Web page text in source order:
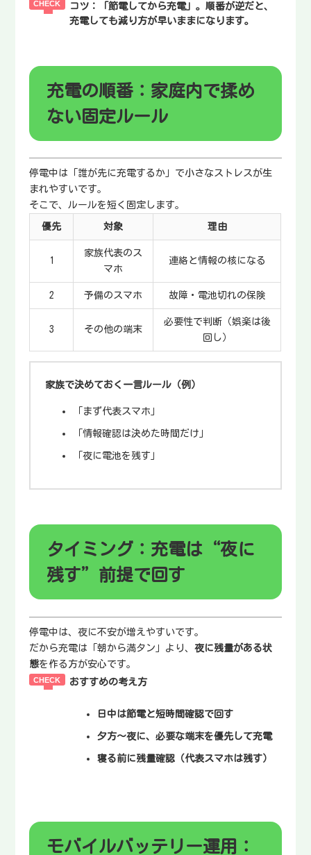
コツ：
「節電してから充電」。順番が逆だと、
充電しても減り方が早いままになります。
充電の順番：家庭内で揉め
ない固定ルール
停電中は「誰が先に充電するか」で小さなストレスが生
まれやすいです。
そこで、ルールを短く固定します。
優先 対象 理由
1
家族代表のス
マホ
連絡と情報の核になる
2 予備のスマホ 故障・電池切れの保険
3 その他の端末
必要性で判断（娯楽は後
回し）
家族で決めておく一言ルール（例）
「まず代表スマホ」
「情報確認は決めた時間だけ」
「夜に電池を残す」
タイミング：充電は“夜に
残す”前提で回す
停電中は、夜に不安が増えやすいです。
だから充電は「朝から満タン」より、夜に残量がある状
態を作る方が安心です。
おすすめの考え方
日中は節電と短時間確認で回す
夕方〜夜に、必要な端末を優先して充電
寝る前に残量確認（代表スマホは残す）
モバイルバッテリー運用：